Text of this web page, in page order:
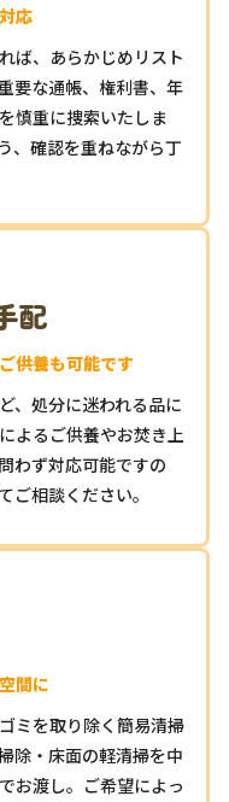
応
ば、あらかじめリスト
要な通帳、権利書、年
慎重に捜索いたしま
、確認を重ねながら丁
配
供養も可能です
、処分に迷われる品に
よるご供養やお焚き上
わず対応可能ですの
ご相談ください。
間に
ミを取り除く簡易清掃
除・床面の軽清掃を中
お渡し。ご希望によっ